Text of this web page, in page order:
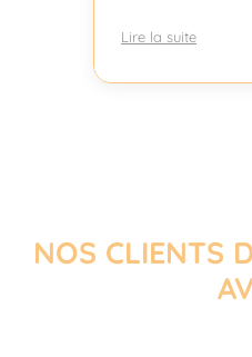
Lire la suite
NOS CLIENTS